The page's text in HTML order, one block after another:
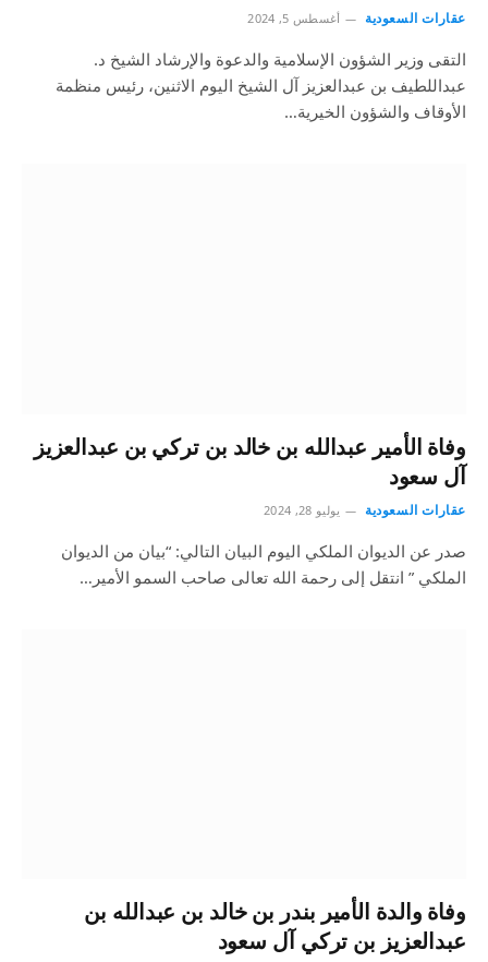
عقارات السعودية أغسطس 5, 2024
التقى وزير الشؤون الإسلامية والدعوة والإرشاد الشيخ د.
عبداللطيف بن عبدالعزيز آل الشيخ اليوم الاثنين، رئيس منظمة
الأوقاف والشؤون الخيرية…
وفاة الأمير عبدالله بن خالد بن تركي بن عبدالعزيز
آل سعود
عقارات السعودية يوليو 28, 2024
صدر عن الديوان الملكي اليوم البيان التالي: “بيان من الديوان
الملكي ” انتقل إلى رحمة الله تعالى صاحب السمو الأمير…
وفاة والدة الأمير بندر بن خالد بن عبدالله بن
عبدالعزيز بن تركي آل سعود